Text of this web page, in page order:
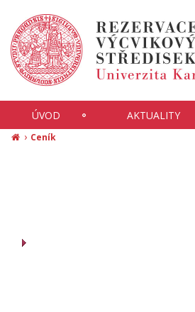
ÚVOD AKTUALITY
Ceník